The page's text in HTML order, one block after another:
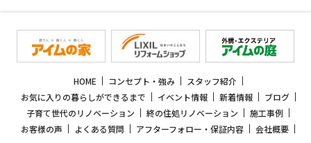
HOME コンセプト・強み
スタッフ紹介
お気に入りの暮らしができるまで
イベント情報 新着情報
ブログ
子育て世代のリノベーション
終の住処リノベーション
施工事例
お客様の声
よくある質問 アフターフォロー・保証内容 会社概要